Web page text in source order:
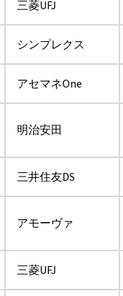
三菱UFJ
シンプレクス
アセマネOne
明治安田
三井住友DS
アモーヴァ
三菱UFJ